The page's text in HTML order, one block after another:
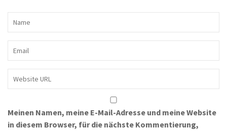
Meinen Namen, meine E-Mail-Adresse und meine Website
in diesem Browser, für die nächste Kommentierung,